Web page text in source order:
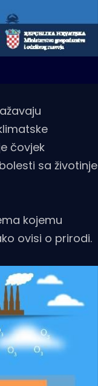
čovjek
sa životinje
kojemu
ovisi o prirodi.